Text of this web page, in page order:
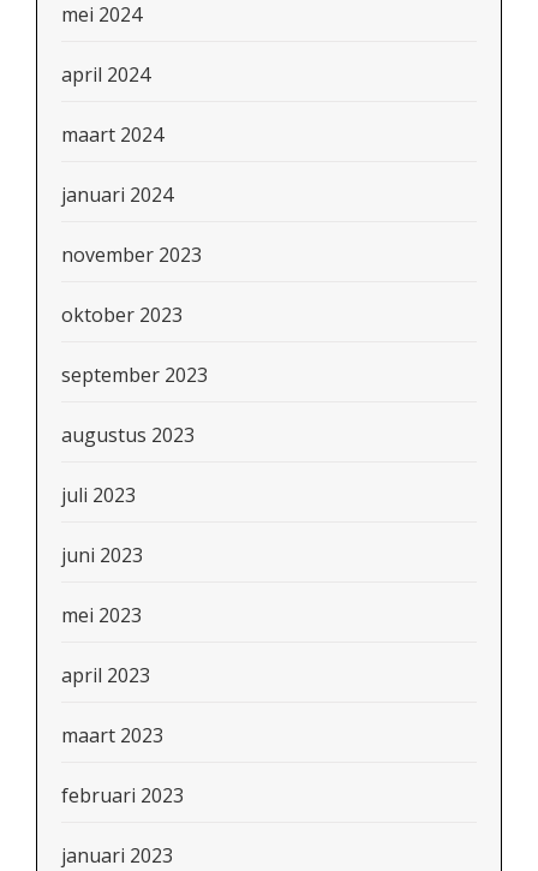
mei 2024
april 2024
maart 2024
januari 2024
november 2023
oktober 2023
september 2023
augustus 2023
juli 2023
juni 2023
mei 2023
april 2023
maart 2023
februari 2023
januari 2023